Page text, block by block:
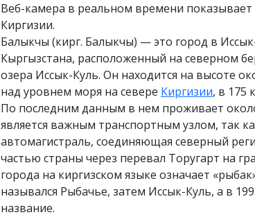
Веб-камера в реальном времени
Киргизии.
Балыкчы (кирг. Балыкчы) — это город в
Кыргызстана, расположенный на северном
озера Иссык-Куль. Он находится на высоте
над уровнем моря на севере Киргизии, в 175
По последним данным в нем проживает
является важным транспортным узлом, так
автомагистраль, соединяющая северный
частью страны через перевал Торугарт на
города на киргизском языке означает
назывался Рыбачье, затем Иссык-Куль, а в
название.